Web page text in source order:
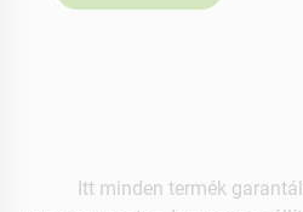
Itt minden termék